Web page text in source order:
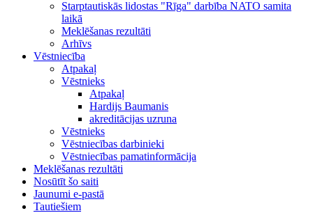
Starptautiskās lidostas "Rīga" darbība NATO samita
laikā
Meklēšanas rezultāti
Arhīvs
Vēstniecība
Atpakaļ
Vēstnieks
Atpakaļ
Hardijs Baumanis
akreditācijas uzruna
Vēstnieks
Vēstniecības darbinieki
Vēstniecības pamatinformācija
Meklēšanas rezultāti
Nosūtīt šo saiti
Jaunumi e-pastā
Tautiešiem